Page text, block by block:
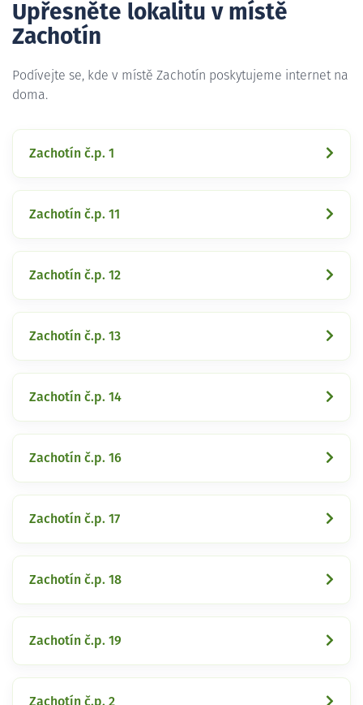
Upřesněte lokalitu v místě
Zachotín
Podívejte se, kde v místě Zachotín poskytujeme internet na
doma.
Zachotín č.p. 1
Zachotín č.p. 11
Zachotín č.p. 12
Zachotín č.p. 13
Zachotín č.p. 14
Zachotín č.p. 16
Zachotín č.p. 17
Zachotín č.p. 18
Zachotín č.p. 19
Zachotín č.p. 2